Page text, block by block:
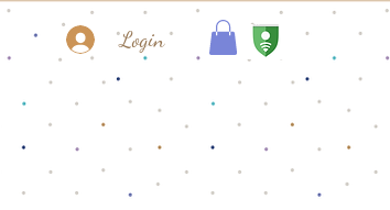
Login